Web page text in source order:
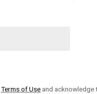
Terms of Use and acknowledge